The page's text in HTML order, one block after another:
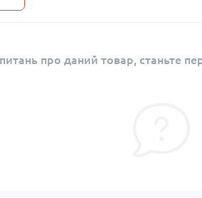
про даний товар, станьте